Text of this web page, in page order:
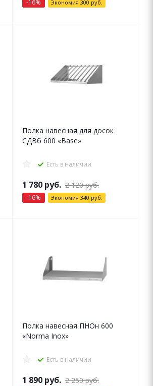
-16% Экономия 300 руб.
Полка навесная для досок
СДВб 600 «Base»
Есть в наличии
1 780 руб. 2 120руб.
-16% Экономия 340 руб.
Полка навесная ПНОн 600
«Norma Inox»
Есть в наличии
1 890 руб. 2 250руб.